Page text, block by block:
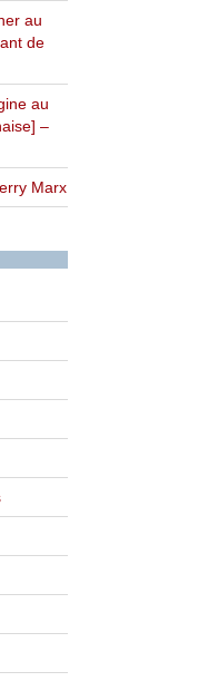
au
de
au
–
Marx